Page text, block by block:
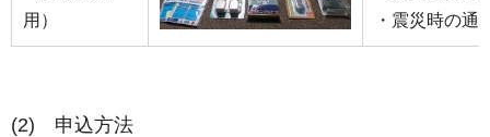
用）
・震災時の通
(2) 申込方法